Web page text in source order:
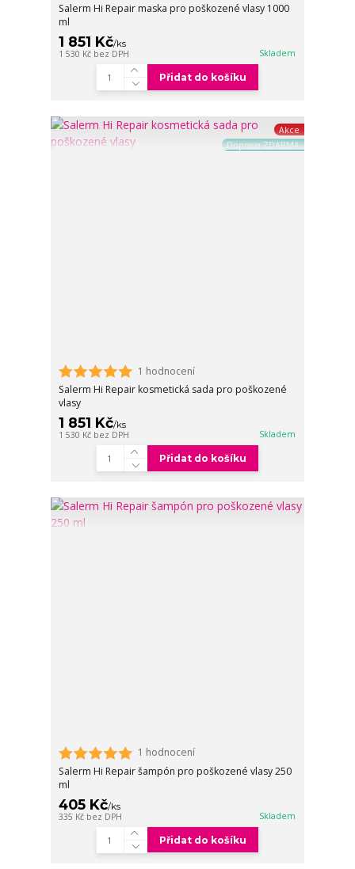
Salerm Hi Repair maska pro poškozené vlasy 1000
ml
1 851 Kč/ks
1 530 Kč bez DPH Skladem
Přidat do košíku
Akce
Doprava ZDARMA
1 hodnocení
Salerm Hi Repair kosmetická sada pro poškozené
vlasy
1 851 Kč/ks
1 530 Kč bez DPH Skladem
Přidat do košíku
1 hodnocení
Salerm Hi Repair šampón pro poškozené vlasy 250
ml
405 Kč/ks
335 Kč bez DPH Skladem
Přidat do košíku